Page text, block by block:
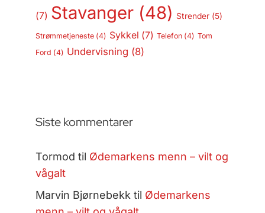
(7) Stavanger(48) Strender(5)
Strømmetjeneste(4) Sykkel (7) Telefon(4) Tom
Ford (4) Undervisning (8)
Siste kommentarer
Tormod til Ødemarkens menn – vilt og
vågalt
Marvin Bjørnebekk til Ødemarkens